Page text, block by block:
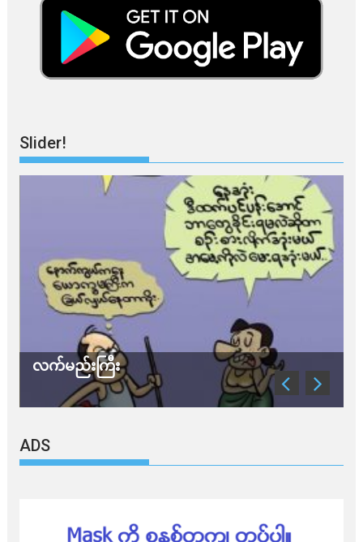
Slider!
ည်းကြီး
ADS